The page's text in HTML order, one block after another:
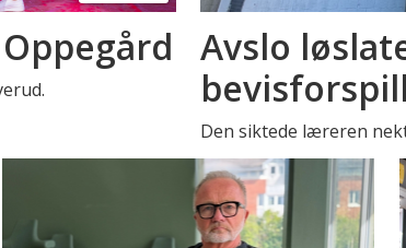
Avslo
Den siktede læreren